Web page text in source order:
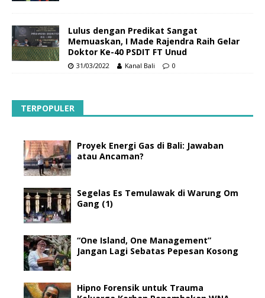
Lulus dengan Predikat Sangat
Memuaskan, I Made Rajendra Raih Gelar
Doktor Ke-40 PSDIT FT Unud
31/03/2022 Kanal Bali 0
TERPOPULER
Proyek Energi Gas di Bali: Jawaban
atau Ancaman?
Segelas Es Temulawak di Warung Om
Gang (1)
“One Island, One Management”
Jangan Lagi Sebatas Pepesan Kosong
Hipno Forensik untuk Trauma